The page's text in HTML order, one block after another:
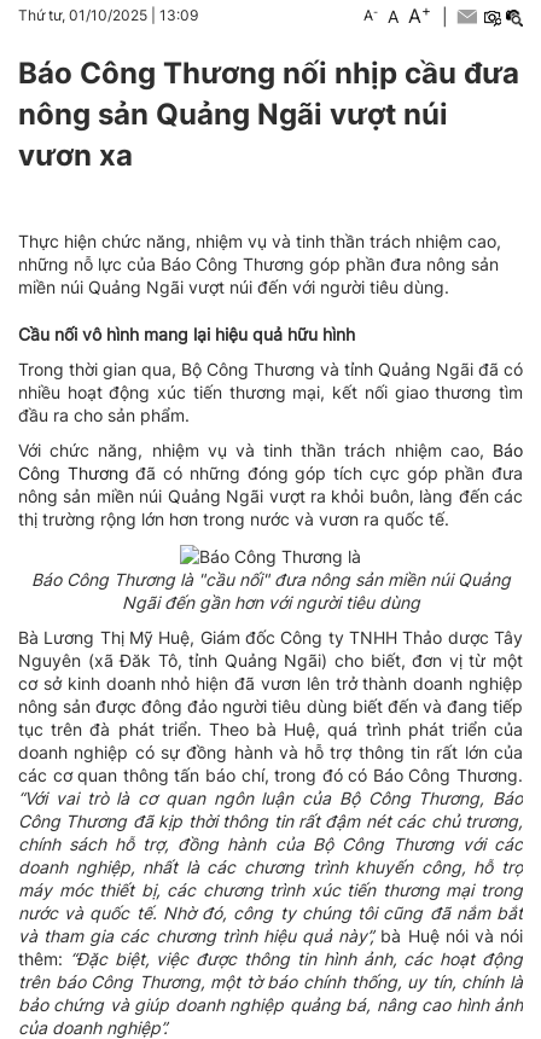
Thứ tư, 01/10/2025 13:09 A- A A+
Báo Công Thương nối nhịp cầu đưa
nông sản Quảng Ngãi vượt núi
vươn xa
Thực hiện chức năng, nhiệm vụ và tinh thần trách nhiệm cao,
những nỗ lực của Báo Công Thương góp phần đưa nông sản
miền núi Quảng Ngãi vượt núi đến với người tiêu dùng.
Cầu nối vô hình mang lại hiệu quả hữu hình
Trong thời gian qua, Bộ Công Thương và tỉnh Quảng Ngãi đã có
nhiều hoạt động xúc tiến thương mại, kết nối giao thương tìm
đầu ra cho sản phẩm.
Với chức năng, nhiệm vụ và tinh thần trách nhiệm cao, Báo
Công Thương đã có những đóng góp tích cực góp phần đưa
nông sản miền núi Quảng Ngãi vượt ra khỏi buôn, làng đến các
thị trường rộng lớn hơn trong nước và vươn ra quốc tế.
Báo Công Thương là "cầu nối" đưa nông sản miền núi Quảng
Ngãi đến gần hơn với người tiêu dùng
Bà Lương Thị Mỹ Huệ, Giám đốc Công ty TNHH Thảo dược Tây
Nguyên (xã Đăk Tô, tỉnh Quảng Ngãi) cho biết, đơn vị từ một
cơ sở kinh doanh nhỏ hiện đã vươn lên trở thành doanh nghiệp
nông sản được đông đảo người tiêu dùng biết đến và đang tiếp
tục trên đà phát triển. Theo bà Huệ, quá trình phát triển của
doanh nghiệp có sự đồng hành và hỗ trợ thông tin rất lớn của
các cơ quan thông tấn báo chí, trong đó có Báo Công Thương.
“Với vai trò là cơ quan ngôn luận của Bộ Công Thương, Báo
Công Thương đã kịp thời thông tin rất đậm nét các chủ trương,
chính sách hỗ trợ, đồng hành của Bộ Công Thương với các
doanh nghiệp, nhất là các chương trình khuyến công, hỗ trợ
máy móc thiết bị, các chương trình xúc tiến thương mại trong
nước và quốc tế. Nhờ đó, công ty chúng tôi cũng đã nắm bắt
và tham gia các chương trình hiệu quả này”,bà Huệ nói và nói
thêm: “Đặc biệt, việc được thông tin hình ảnh, các hoạt động
trên báo Công Thương, một tờ báo chính thống, uy tín, chính là
bảo chứng và giúp doanh nghiệp quảng bá, nâng cao hình ảnh
của doanh nghiệp”.